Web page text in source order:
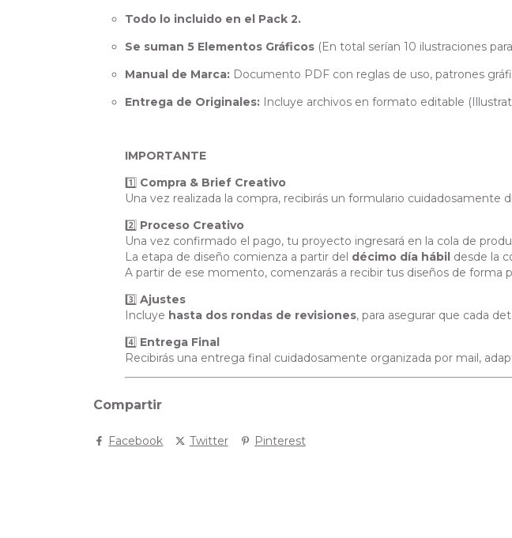
Todo lo incluido en el Pack 2.
Se suman 5 Elementos Gráficos (En total serían 10 ilustraciones
Manual de Marca: Documento PDF con reglas de uso, patrones
Entrega de Originales: Incluye archivos en formato editable
IMPORTANTE
1️⃣ Compra & Brief Creativo
Una vez realizada la compra, recibirás un formulario cuidadosamente
2️⃣ Proceso Creativo
Una vez confirmado el pago, tu proyecto ingresará en la cola de
La etapa de diseño comienza a partir del décimo día hábil desde la
A partir de ese momento, comenzarás a recibir tus diseños de forma
3️⃣ Ajustes
Incluye hasta dos rondas de revisiones, para asegurar que cada
4️⃣ Entrega Final
Recibirás una entrega final cuidadosamente organizada por mail,
Compartir
Facebook Twitter Pinterest